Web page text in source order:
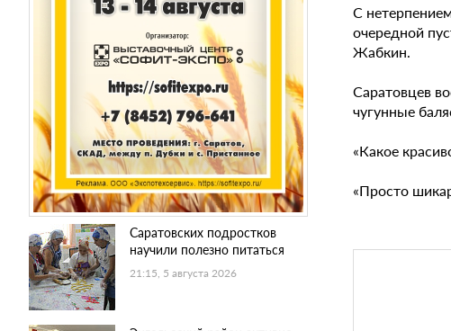
Саратовских подростков
научили полезно питаться
21:15, 5 августа 2026
С
очередной
Жабкин.
Саратовцев
чугунные
«Какое
«Просто